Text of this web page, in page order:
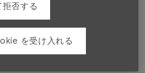
拒否する
を受け入れる